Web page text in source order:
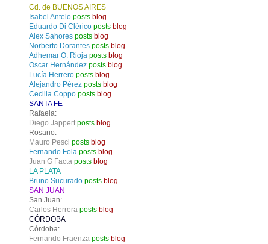
Cd. de BUENOS AIRES
Isabel Antelo posts blog
Eduardo Di Clérico posts blog
Alex Sahores posts blog
Norberto Dorantes posts blog
Adhemar O. Rioja posts blog
Oscar Hernández posts blog
Lucía Herrero posts blog
Alejandro Pérez posts blog
Cecilia Coppo posts blog
SANTA FE
Rafaela:
Diego Jappert posts blog
Rosario:
Mauro Pesci posts blog
Fernando Fola posts blog
Juan G Facta posts blog
LA PLATA
Bruno Sucurado posts blog
SAN JUAN
San Juan:
Carlos Herrera posts blog
CÓRDOBA
Córdoba:
Fernando Fraenza posts blog